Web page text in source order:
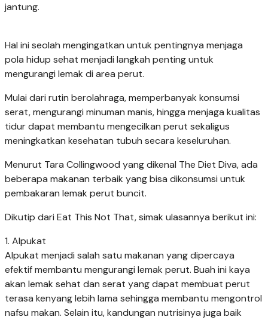
jantung.
Hal ini seolah mengingatkan untuk pentingnya menjaga
pola hidup sehat menjadi langkah penting untuk
mengurangi lemak di area perut.
Mulai dari rutin berolahraga, memperbanyak konsumsi
serat, mengurangi minuman manis, hingga menjaga kualitas
tidur dapat membantu mengecilkan perut sekaligus
meningkatkan kesehatan tubuh secara keseluruhan.
Menurut Tara Collingwood yang dikenal The Diet Diva, ada
beberapa makanan terbaik yang bisa dikonsumsi untuk
pembakaran lemak perut buncit.
Dikutip dari Eat This Not That, simak ulasannya berikut ini:
1. Alpukat
Alpukat menjadi salah satu makanan yang dipercaya
efektif membantu mengurangi lemak perut. Buah ini kaya
akan lemak sehat dan serat yang dapat membuat perut
terasa kenyang lebih lama sehingga membantu mengontrol
nafsu makan. Selain itu, kandungan nutrisinya juga baik